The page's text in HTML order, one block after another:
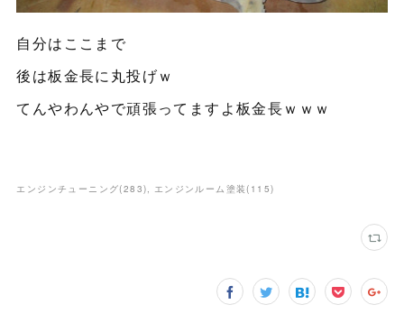
自分はここまで
後は板金長に丸投げｗ
てんやわんやで頑張ってますよ板金長ｗｗｗ
エンジンチューニング(283) エンジンルーム塗装( 115)